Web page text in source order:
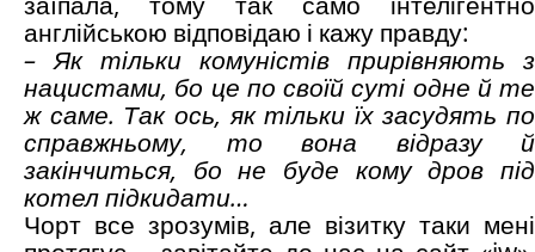
англійською відповідаю і кажу правду:
– Як тільки комуністів прирівняють з
нацистами, бо це по своїй суті одне й те
ж саме. Так ось, як тільки їх засудять по
справжньому, то вона відразу й
закінчиться, бо не буде кому дров під
котел підкидати…
Чорт все зрозумів, але візитку таки мені